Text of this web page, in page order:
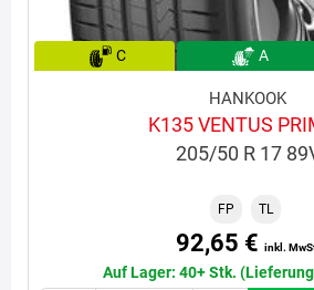
C A
HANKOOK
K135 VENTUS
205/50 R 17
FP TL
92,65 € inkl.
Auf Lager: 40+ Stk.